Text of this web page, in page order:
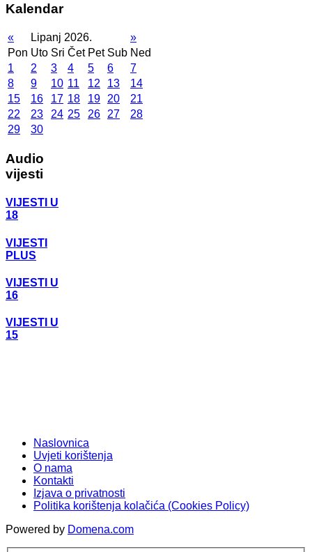
Kalendar
« Lipanj 2026.
»
Pon Uto Sri Čet Pet Sub Ned
1
2 3 4 5 6
7
8
9 10 11 12 13
14
15
16 17 18 19 20
21
22
23 24 25 26 27
28
29
30
Audio
vijesti
VIJESTI U
18
VIJESTI
PLUS
VIJESTI U
16
VIJESTI U
15
Naslovnica
Uvjeti korištenja
O nama
Kontakti
Izjava o privatnosti
Politika korištenja kolačića (Cookies Policy)
Powered by Domena.com